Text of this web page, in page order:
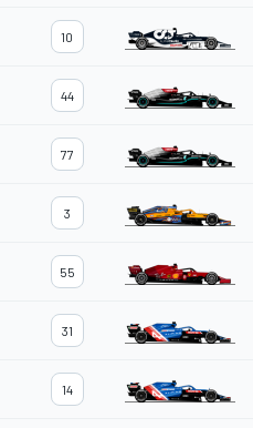
10
44
77
3
55
31
14